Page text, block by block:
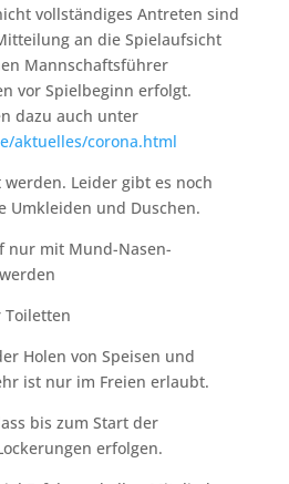
vollständiges Antreten sind
an die Spielaufsicht
Mannschaftsführer
vor Spielbeginn erfolgt.
dazu auch unter
aktuelles/corona.html
Leider gibt es noch
Umkleiden und Duschen.
nur mit Mund-Nasen-
Toiletten
Holen von Speisen und
ist nur im Freien erlaubt.
bis zum Start der
erfolgen.